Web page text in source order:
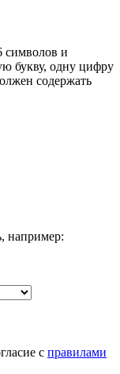
символов и
букву, одну цифру
содержать
например:
с правилами